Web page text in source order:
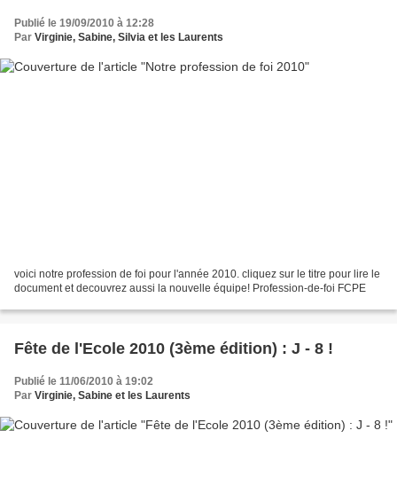
Publié le 19/09/2010 à 12:28
Par Virginie, Sabine, Silvia et les Laurents
voici notre profession de foi pour l'année 2010. cliquez sur le titre pour lire le
document et decouvrez aussi la nouvelle équipe! Profession-de-foi FCPE
Fête de l'Ecole 2010 (3ème édition) : J - 8 !
Publié le 11/06/2010 à 19:02
Par Virginie, Sabine et les Laurents